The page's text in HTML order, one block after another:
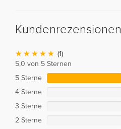
Kundenrezensionen
(1)
5,0 von 5 Sternen
5 Sterne
4 Sterne
3 Sterne
2 Sterne